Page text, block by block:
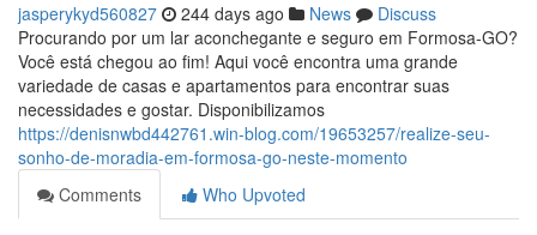
jasperykyd560827 244 days ago News
Discuss
Procurando por um lar aconchegante e seguro em Formosa-GO?
Você está chegou ao fim! Aqui você encontra uma grande
variedade de casas e apartamentos para encontrar suas
necessidades e gostar. Disponibilizamos
https://denisnwbd442761.win-blog.com/19653257/realize-seu-
sonho-de-moradia-em-formosa-go-neste-momento
Comments
Who Upvoted